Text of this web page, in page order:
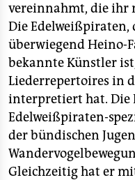
vereinnahmt, die ihr
Die Edelweißpiraten,
überwiegend Heino-
bekannte Künstler
Liederrepertoires in
interpretiert hat. Die
Edelweißpiraten-
der bündischen
Gleichzeitig hat er